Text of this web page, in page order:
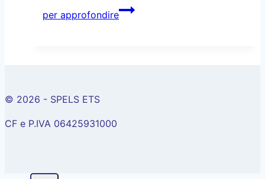
per approfondire
Nomenclatura
e
© 2026 - SPELS ETS
CF e P.IVA 06425931000